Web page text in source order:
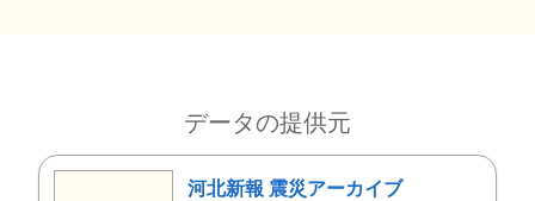
データの提供元
河北新報 震災アーカイブ